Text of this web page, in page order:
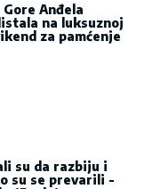
Anđela
na luksuznoj
za pamćenje
su da razbiju i
su se prevarili -